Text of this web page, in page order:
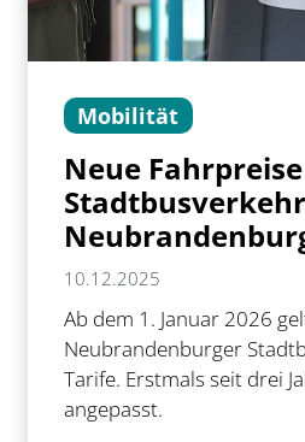
Mobilität
Neue
Stadtbusverkehr
10.12.2025
Ab dem 1. Januar 2026
Neubrandenburger
Tarife. Erstmals seit drei
angepasst.